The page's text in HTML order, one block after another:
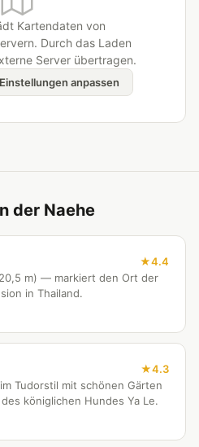
Kartendaten von
Durch das Laden
Server übertragen.
Einstellungen anpassen
der Naehe
4.4
m) — markiert den Ort der
in Thailand.
4.3
Tudorstil mit schönen Gärten
königlichen Hundes Ya Le.